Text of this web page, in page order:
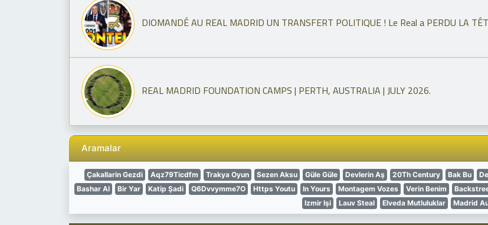
DIOMANDÉ AU REAL MADRID UN TRANSFERT POLITIQUE ! Le Real a PERDU LA
REAL MADRID FOUNDATION CAMPS | PERTH, AUSTRALIA | JULY 2026.
Aramalar
Çakallarin Gezdi Aqz79Ticdfm Trakya Oyun Sezen Aksu Güle Güle Devlerin Aş 20Th Century Bak Bu
Bashar Al
Bir Yar Katip Şadi Q6Dvvymme7O Https Youtu In Yours Montagem Vozes Verin Benim
Izmir Işi
Lauv Steal Elveda Mutluluklar Madrid